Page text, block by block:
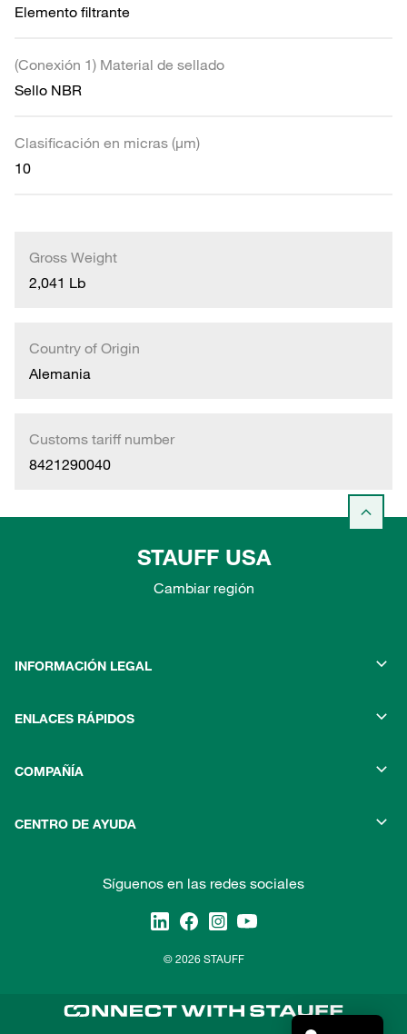
Elemento filtrante
(Conexión 1) Material de sellado
Sello NBR
Clasificación en micras (µm)
10
Gross Weight
2,041 Lb
Country of Origin
Alemania
Customs tariff number
8421290040
STAUFF USA
Cambiar región
INFORMACIÓN LEGAL
ENLACES RÁPIDOS
COMPAÑÍA
CENTRO DE AYUDA
Síguenos en las redes sociales
© 2026 STAUFF